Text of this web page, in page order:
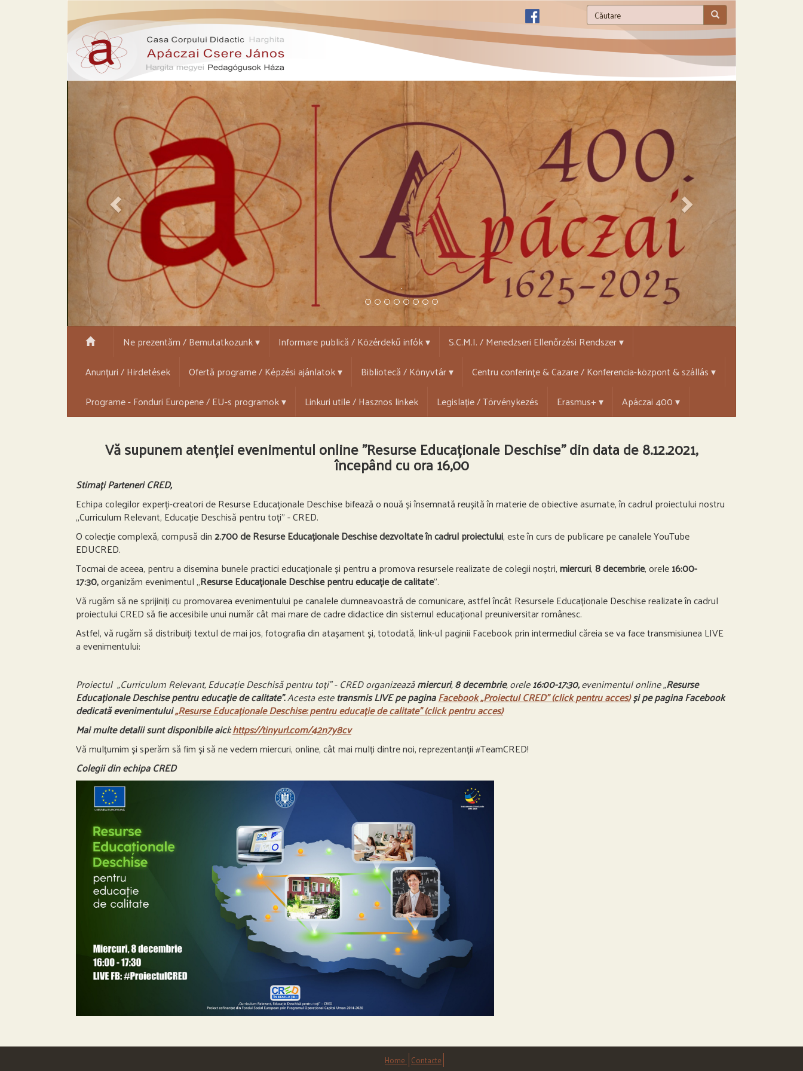
.
Ne prezentăm / Bemutatkozunk ▾ Informare publică / Közérdekű infók ▾
S.C.M.I. / Menedzseri Ellenőrzési Rendszer ▾
Anunțuri / Hirdetések
Ofertă programe / Képzési ajánlatok ▾ Bibliotecă / Könyvtár ▾
Centru conferințe & Cazare / Konferencia-központ & szállás ▾
Programe - Fonduri Europene / EU-s programok ▾
Linkuri utile / Hasznos linkek Legislație / Törvénykezés Erasmus+ ▾ Apáczai 400 ▾
Vă supunem atenției evenimentul online ”Resurse Educaționale Deschise” din data de 8.12.2021,
începând cu ora 16,00
Stimați Parteneri CRED,
Echipa colegilor experți-creatori de Resurse Educaționale Deschise bifează o nouă și însemnată reușită în materie de obiective asumate, în cadrul proiectului nostru
„Curriculum Relevant, Educație Deschisă pentru toți” - CRED.
O colecție complexă, compusă din2.700 de Resurse Educaționale Deschisedezvoltateîn cadrul proiectului, este în curs de publicare pe canalele YouTube
EDUCRED.
Tocmai de aceea, pentru a disemina bunele practici educaționale și pentru a promova resursele realizate de colegii noștri,miercuri,8 decembrie, orele16:00-
17:30,organizăm evenimentul „Resurse Educaționale Deschise pentru educație de calitate”.
Vă rugăm să ne sprijiniți cu promovarea evenimentului pe canalele dumneavoastră de comunicare, astfel încât Resursele Educaționale Deschise realizate în cadrul
proiectului CRED să fie accesibile unui număr cât mai mare de cadre didactice din sistemul educațional preuniversitar românesc.
Astfel, vă rugăm să distribuiți textul de mai jos, fotografia din atașament și, totodată, link-ul paginii Facebook prin intermediul căreia se va face transmisiunea LIVE
a evenimentului:
Proiectul „Curriculum Relevant, Educație Deschisă pentru toți” - CRED organizeazămiercuri,8 decembrie, orele16:00-17:30,evenimentul online „Resurse
Educaționale Deschise pentru educație de calitate”.Acesta estetransmis LIVE pe paginaFacebook „Proiectul CRED” (click pentru acces)și pe pagina Facebook
dedicată evenimentului„Resurse Educaționale Deschise: pentru educație de calitate” (click pentru acces)
Mai multe detalii sunt disponibile aici:https://tinyurl.com/42n7y8cv
Vă mulțumim și sperăm să fim și să ne vedem miercuri, online, cât mai mulți dintre noi, reprezentanții #TeamCRED!
Colegii din echipa CRED
Home Contacte